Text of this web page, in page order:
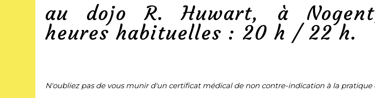
au dojo R. Huwart, à
heures habituelles : 20 h / 22 h.
N'oubliez pas de vous munir d'un certificat médical de non contre-indication à la pratique